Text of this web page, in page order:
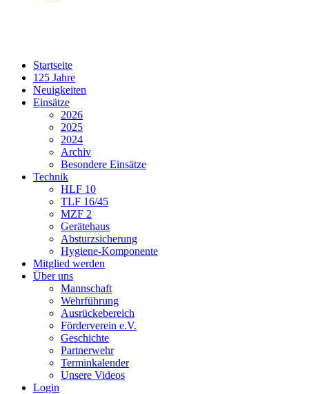
Startseite
125 Jahre
Neuigkeiten
Einsätze
2026
2025
2024
Archiv
Besondere Einsätze
Technik
HLF 10
TLF 16/45
MZF 2
Gerätehaus
Absturzsicherung
Hygiene-Komponente
Mitglied werden
Über uns
Mannschaft
Wehrführung
Ausrückebereich
Förderverein e.V.
Geschichte
Partnerwehr
Terminkalender
Unsere Videos
Login